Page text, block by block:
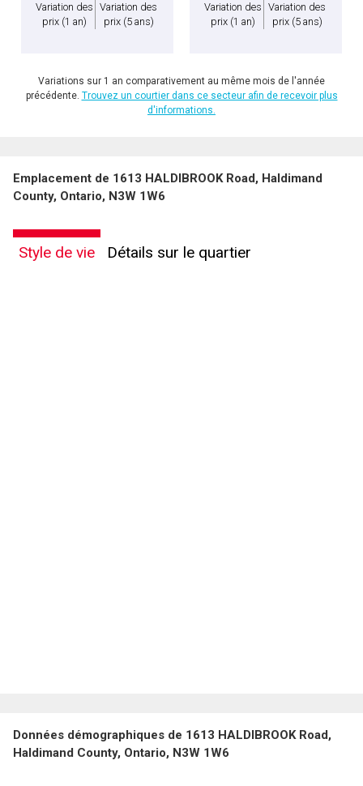
Variation des
prix (1 an)
Variation des
prix (5 ans)
Variation des
prix (1 an)
Variation des
prix (5 ans)
Variations sur 1 an comparativement au même mois de l'année
précédente. Trouvez un courtier dans ce secteur afin de recevoir plus
d'informations.
Emplacement de 1613 HALDIBROOK Road, Haldimand
County, Ontario, N3W 1W6
Style de vie Détails sur le quartier
Données démographiques de 1613 HALDIBROOK Road,
Haldimand County, Ontario, N3W 1W6